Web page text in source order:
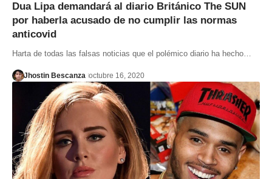
Dua Lipa demandará al diario Británico The SUN
por haberla acusado de no cumplir las normas
anticovid
Harta de todas las falsas noticias que el polémico diario ha hecho…
Jhostin Bescanza octubre 16, 2020